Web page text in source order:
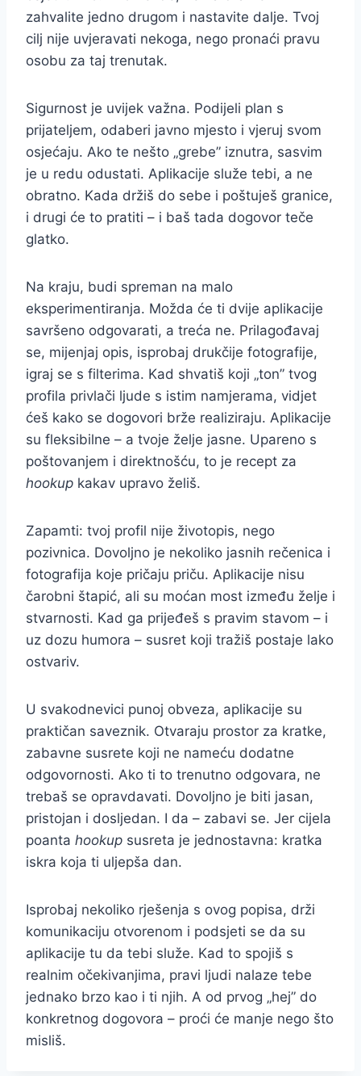
zahvalite jedno drugom i nastavite dalje. Tvoj
cilj nije uvjeravati nekoga, nego pronaći pravu
osobu za taj trenutak.
Sigurnost je uvijek važna. Podijeli plan s
prijateljem, odaberi javno mjesto i vjeruj svom
osjećaju. Ako te nešto „grebe” iznutra, sasvim
je u redu odustati. Aplikacije služe tebi, a ne
obratno. Kada držiš do sebe i poštuješ granice,
i drugi će to pratiti – i baš tada dogovor teče
glatko.
Na kraju, budi spreman na malo
eksperimentiranja. Možda će ti dvije aplikacije
savršeno odgovarati, a treća ne. Prilagođavaj
se, mijenjaj opis, isprobaj drukčije fotografije,
igraj se s filterima. Kad shvatiš koji „ton” tvog
profila privlači ljude s istim namjerama, vidjet
ćeš kako se dogovori brže realiziraju. Aplikacije
su fleksibilne – a tvoje želje jasne. Upareno s
poštovanjem i direktnošću, to je recept za
hookup kakav upravo želiš.
Zapamti: tvoj profil nije životopis, nego
pozivnica. Dovoljno je nekoliko jasnih rečenica i
fotografija koje pričaju priču. Aplikacije nisu
čarobni štapić, ali su moćan most između želje i
stvarnosti. Kad ga prijeđeš s pravim stavom – i
uz dozu humora – susret koji tražiš postaje lako
ostvariv.
U svakodnevici punoj obveza, aplikacije su
praktičan saveznik. Otvaraju prostor za kratke,
zabavne susrete koji ne nameću dodatne
odgovornosti. Ako ti to trenutno odgovara, ne
trebaš se opravdavati. Dovoljno je biti jasan,
pristojan i dosljedan. I da – zabavi se. Jer cijela
poanta hookup susreta je jednostavna: kratka
iskra koja ti uljepša dan.
Isprobaj nekoliko rješenja s ovog popisa, drži
komunikaciju otvorenom i podsjeti se da su
aplikacije tu da tebi služe. Kad to spojiš s
realnim očekivanjima, pravi ljudi nalaze tebe
jednako brzo kao i ti njih. A od prvog „hej” do
konkretnog dogovora – proći će manje nego što
misliš.